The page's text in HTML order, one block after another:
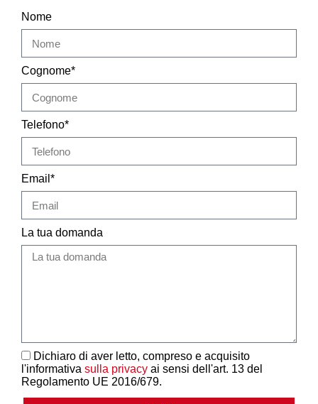
Nome
Cognome*
Telefono*
Email*
La tua domanda
Dichiaro di aver letto, compreso e acquisito
l'informativa sulla privacy ai sensi dell'art. 13 del
Regolamento UE 2016/679.